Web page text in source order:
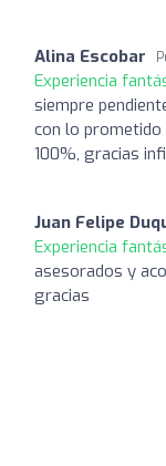
Alina Escobar
Experiencia
siempre
con lo prometido
100%, gracias
Juan Felipe
Experiencia
asesorados y
gracias